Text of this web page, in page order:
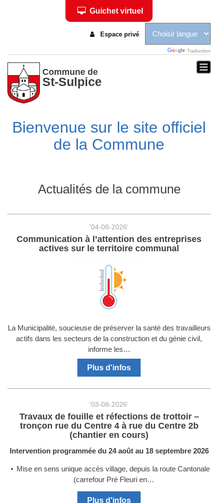
Traduction
Espace privé
Guichet virtuel
Commune de
St-Sulpice
Bienvenue sur le site officiel
de la Commune
Actualités de la commune
'04-08-2026'
Communication à l’attention des entreprises
actives sur le territoire communal
La Municipalité, soucieuse de préserver la santé des travailleurs
actifs dans les secteurs de la construction et du génie civil,
informe les…
Plus d'infos
'03-08-2026'
Travaux de fouille et réfections de trottoir –
tronçon rue du Centre 4 à rue du Centre 2b
(chantier en cours)
Intervention programmée du 24 août au 18 septembre 2026
Mise en sens unique accès village, depuis la route Cantonale
(carrefour Pré Fleuri en…
Plus d'infos